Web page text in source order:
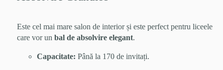
Este cel mai mare salon de interior și este perfect pentru liceele
care vor unbal de absolvire elegant.
Capacitate: Până la 170 de invitați.